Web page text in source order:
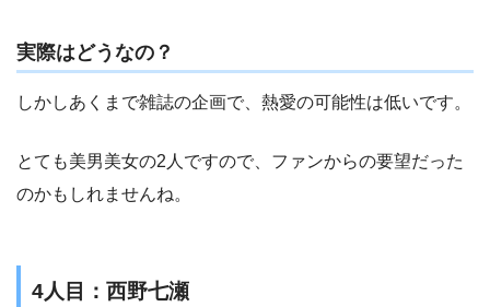
実際はどうなの？
しかしあくまで雑誌の企画で、熱愛の可能性は低いです。
とても美男美女の2人ですので、ファンからの要望だった
のかもしれませんね。
4人目：西野七瀬